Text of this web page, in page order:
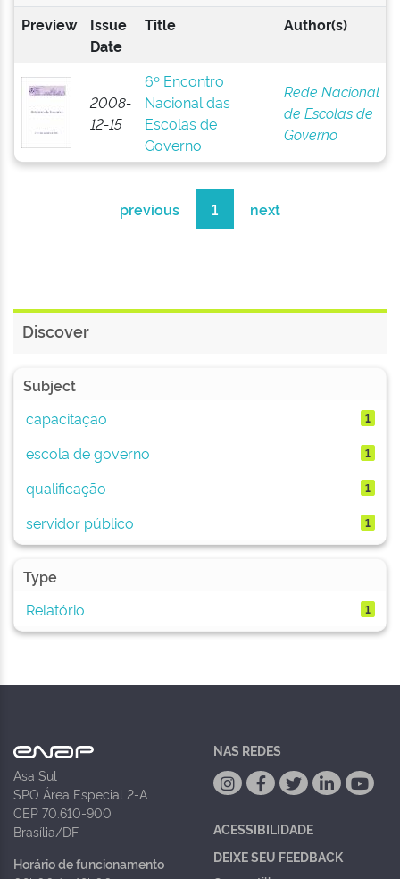
Preview
Issue
Date
Title Author(s)
2008-
12-15
6º Encontro
Nacional das
Escolas de
Governo
Rede Nacional
de Escolas de
Governo
previous 1 next
Discover
Subject
capacitação
1
escola de governo 1
qualificação 1
servidor público 1
Type
Relatório
1
Asa Sul
SPO Área Especial 2-A
CEP 70.610-900
Brasília/DF
Horário de funcionamento
NAS REDES
ACESSIBILIDADE
DEIXE SEU FEEDBACK